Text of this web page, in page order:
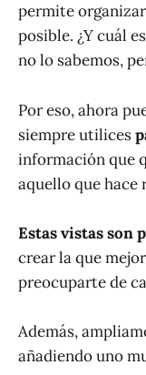
permite
posible. ¿Y cuál
no lo sabemos,
Por eso, ahora
siempre utilices
información que
aquello que hace
Estas vistas son
crear la que
preocuparte de
Además,
añadiendo uno